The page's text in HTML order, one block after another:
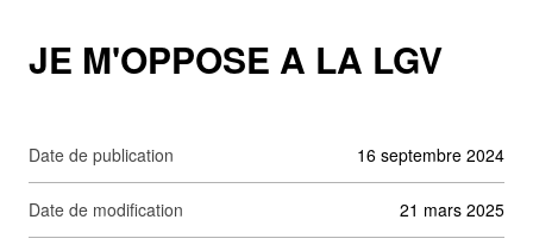
JE M'OPPOSE A LA LGV
Date de publication 16 septembre 2024
Date de modification 21 mars 2025